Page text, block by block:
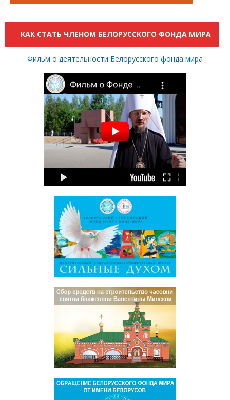
КАК СТАТЬ ЧЛЕНОМ БЕЛОРУССКОГО ФОНДА МИРА
Фильм о деятельности Белорусского фонда мира